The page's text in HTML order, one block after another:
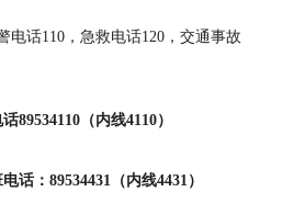
电话110，急救电话120，交通事故
89534110（内线4110）
话：89534431（内线4431）